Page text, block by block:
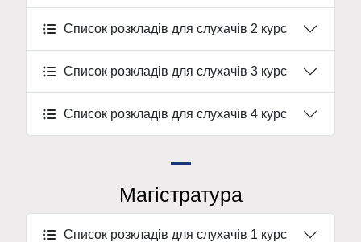
Список розкладів для слухачів 2 курс
Список розкладів для слухачів 3 курс
Список розкладів для слухачів 4 курс
Магістратура
Список розкладів для слухачів 1 курс